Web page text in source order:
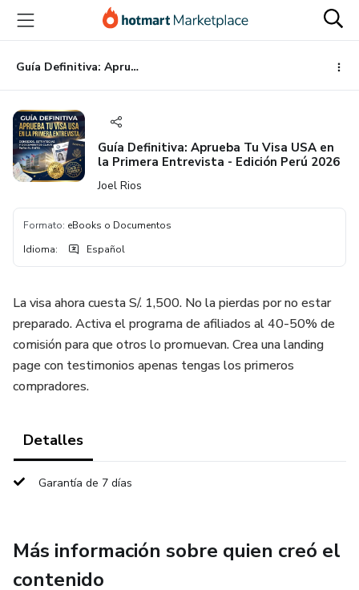
principal
página
de
página
Guía Definitiva: Aprueba Tu Visa USA en la Primera Entrevista - Edición Perú 2026
Guía Definitiva: Aprueba Tu Visa USA en
la Primera Entrevista - Edición Perú 2026
Joel Rios
Formato: eBooks o Documentos
Idioma: Español
La visa ahora cuesta S/. 1,500. No la pierdas por no estar
preparado. Activa el programa de afiliados al 40-50% de
comisión para que otros lo promuevan. Crea una landing
page con testimonios apenas tengas los primeros
compradores.
Detalles
Garantía de 7 días
Más información sobre quien creó el
contenido